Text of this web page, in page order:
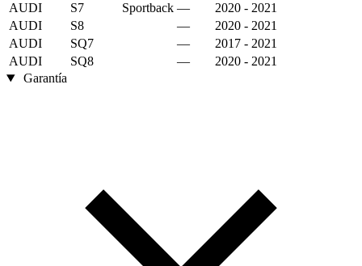
AUDI
S7 Sportback —
2020 - 2021
AUDI
S8 —
2020 - 2021
AUDI
SQ7 —
2017 - 2021
AUDI
SQ8 —
2020 - 2021
Garantía